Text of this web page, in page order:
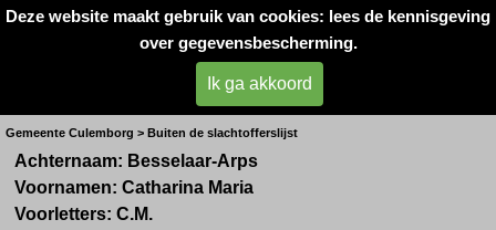
Deze website maakt gebruik van cookies: lees de kennisgeving
over gegevensbescherming.
Ik ga akkoord
Oorlogsslachtoffers
West- Betuwe
Mevr. C. Besselaar-Arps
Gemeente Culemborg > Buiten de slachtofferslijst
Achternaam: Besselaar-Arps
Voornamen: Catharina Maria
Voorletters: C.M.